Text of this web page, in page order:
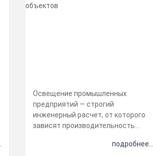
Освещение промышленных
предприятий — строгий
инженерный расчет, от которого
зависят производительность
подробнее...